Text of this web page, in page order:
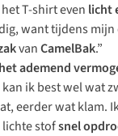
T-shirt even licht
want tijdens
vanCamelBak.”
ademend
ik best wel wat
eerder wat klam.
stofsnel